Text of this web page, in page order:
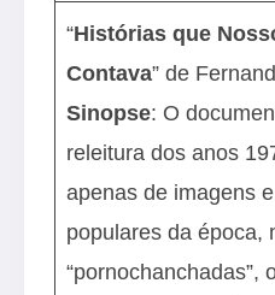
“Histórias que
Contava” de
Sinopse: O
releitura dos anos
apenas de imagens
populares da época,
“pornochanchadas”,